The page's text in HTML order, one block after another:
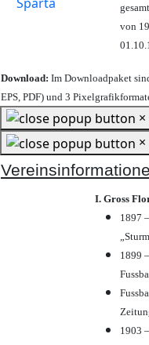
von
Download: Im Downloadpaket
EPS, PDF) und 3
×
×
I. Gross
1897
1899
1903